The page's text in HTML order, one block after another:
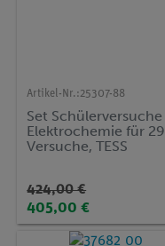
Artikel-Nr.:25307-88
Set Schülerversuche
Elektrochemie für 29
Versuche, TESS
424,00 €
405,00 €